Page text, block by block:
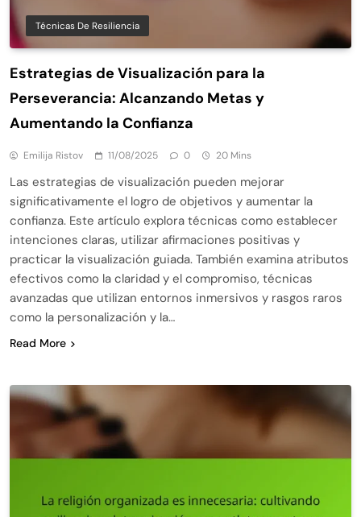
Técnicas De Resiliencia
Estrategias de Visualización para la
Perseverancia: Alcanzando Metas y
Aumentando la Confianza
Emilija Ristov 11/08/2025 0 20 Mins
Las estrategias de visualización pueden mejorar
significativamente el logro de objetivos y aumentar la
confianza. Este artículo explora técnicas como establecer
intenciones claras, utilizar afirmaciones positivas y
practicar la visualización guiada. También examina atributos
efectivos como la claridad y el compromiso, técnicas
avanzadas que utilizan entornos inmersivos y rasgos raros
como la personalización y la…
Read More